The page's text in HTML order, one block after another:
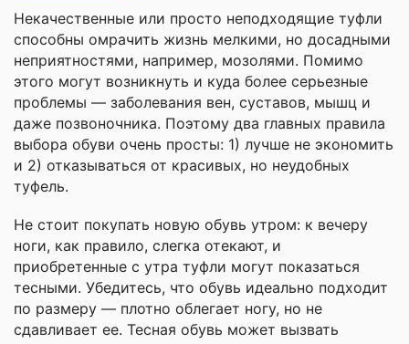
Некачественные или просто неподходящие туфли
способны омрачить жизнь мелкими, но досадными
неприятностями, например, мозолями. Помимо
этого могут возникнуть и куда более серьезные
проблемы — заболевания вен, суставов, мышц и
даже позвоночника. Поэтому два главных правила
выбора обуви очень просты: 1) лучше не экономить
и 2) отказываться от красивых, но неудобных
туфель.
Не стоит покупать новую обувь утром: к вечеру
ноги, как правило, слегка отекают, и
приобретенные с утра туфли могут показаться
тесными. Убедитесь, что обувь идеально подходит
по размеру — плотно облегает ногу, но не
сдавливает ее. Тесная обувь может вызвать